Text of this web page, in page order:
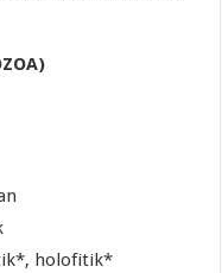
holofitik*